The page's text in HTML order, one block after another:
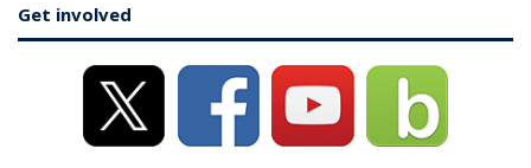
Get involved